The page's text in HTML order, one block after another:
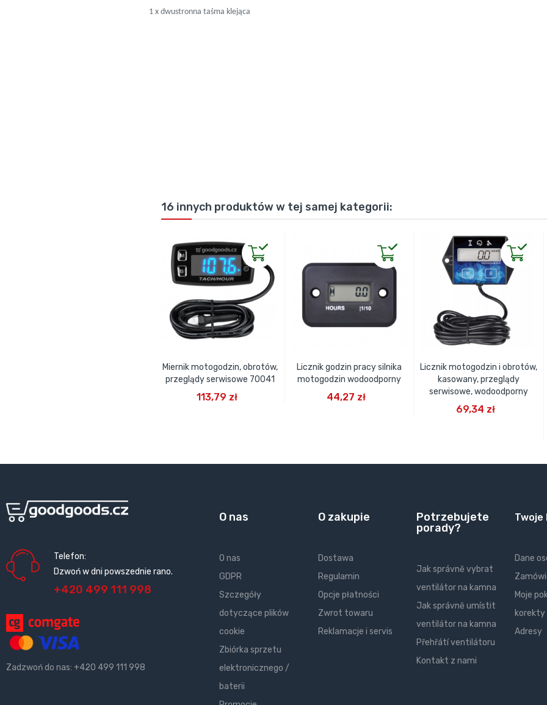
1 x dwustronna taśma klejąca
16 innych produktów w tej samej kategorii:
Miernik motogodzin, obrotów,
przeglądy serwisowe 70041
113,79 zł
Licznik godzin pracy silnika
motogodzin wodoodporny
44,27 zł
Licznik motogodzin i obrotów,
kasowany, przeglądy
serwisowe, wodoodporny
69,34 zł
Telefon:
Dzwoń w dni powszednie rano.
+420 499 111 998
Zadzwoń do nas: +420 499 111 998
O nas
O nas
GDPR
Szczegóły
dotyczące plików
cookie
Zbiórka sprzetu
elektronicznego /
baterii
O zakupie
Dostawa
Regulamin
Opcje płatności
Zwrot towaru
Reklamacje i servis
Potrzebujete
porady?
Jak správně vybrat
ventilátor na kamna
Jak správně umístit
ventilátor na kamna
Přehřátí ventilátoru
Kontakt z nami
Dane
Moje
korekty
Adresy